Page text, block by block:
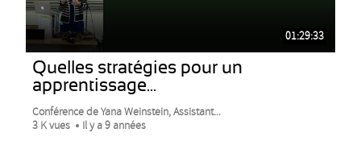
01:29:33
Quelles stratégies pour un
apprentissage...
Conférence de Yana Weinstein, Assistant...
3 K vues
Il y a 9 années